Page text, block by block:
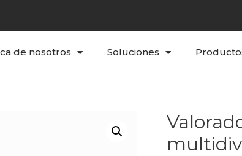
de nosotros Soluciones